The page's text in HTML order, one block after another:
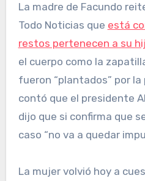
La madre de Facundo
Todo Noticias que está
restos pertenecen a su
el cuerpo como la
fueron “plantados” por
contó que el presidente
dijo que si confirma que
caso “no va a quedar
La mujer volvió hoy a